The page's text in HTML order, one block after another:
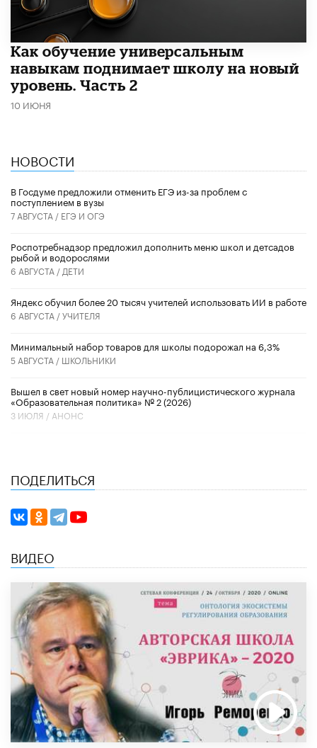
​Как обучение универсальным
навыкам поднимает школу на новый
уровень. Часть 2
10 ИЮНЯ
НОВОСТИ
В Госдуме предложили отменить ЕГЭ из-за проблем с
поступлением в вузы
7 АВГУСТА / ЕГЭ И ОГЭ
Роспотребнадзор предложил дополнить меню школ и детсадов
рыбой и водорослями
6 АВГУСТА / ДЕТИ
​Яндекс обучил более 20 тысяч учителей использовать ИИ в работе
6 АВГУСТА /УЧИТЕЛЯ
Минимальный набор товаров для школы подорожал на 6,3%
5 АВГУСТА / ШКОЛЬНИКИ
Вышел в свет новый номер научно-публицистического журнала
«Образовательная политика» № 2 (2026)
3 ИЮЛЯ / АНОНС
ПОДЕЛИТЬСЯ
ВИДЕО